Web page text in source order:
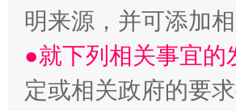
受贿1.44亿！段成刚被判无期
明来源，并可添加相
●就下列相关事宜
定或相关政府的要